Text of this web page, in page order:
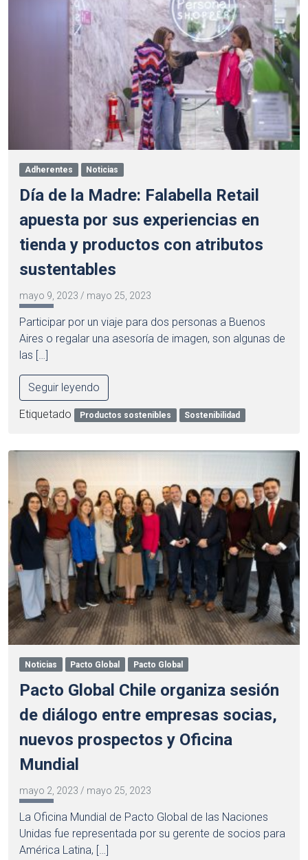
Adherentes Noticias
Día de la Madre: Falabella Retail
apuesta por sus experiencias en
tienda y productos con atributos
sustentables
mayo 9, 2023 / mayo 25, 2023
Participar por un viaje para dos personas a Buenos
Aires o regalar una asesoría de imagen, son algunas de
las […]
Seguir leyendo
Etiquetado Productos sostenibles Sostenibilidad
Noticias Pacto Global Pacto Global
Pacto Global Chile organiza sesión
de diálogo entre empresas socias,
nuevos prospectos y Oficina
Mundial
mayo 2, 2023 / mayo 25, 2023
La Oficina Mundial de Pacto Global de las Naciones
Unidas fue representada por su gerente de socios para
América Latina, […]